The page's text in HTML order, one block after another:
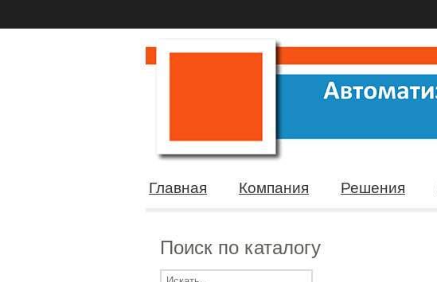
Главная Компания Решения
Поиск по каталогу